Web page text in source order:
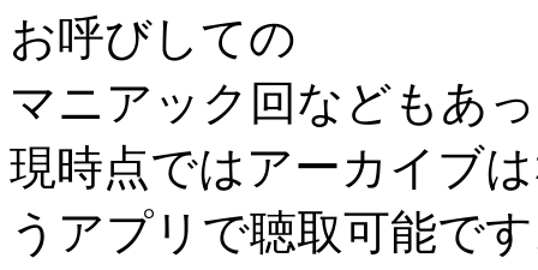
お呼びしての
マニアック回などもあ
現時点ではアーカイブ
うアプリで聴取可能で